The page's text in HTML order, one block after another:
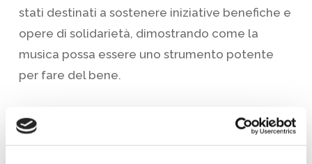
stati destinati a sostenere iniziative benefiche e
opere di solidarietà, dimostrando come la
musica possa essere uno strumento potente
per fare del bene.
L’Auditorium San Pio X – Angelo Brizi, con la sua
acustica impeccabile e l’atmosfera